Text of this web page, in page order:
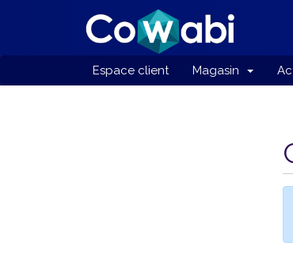
Espace client Magasin